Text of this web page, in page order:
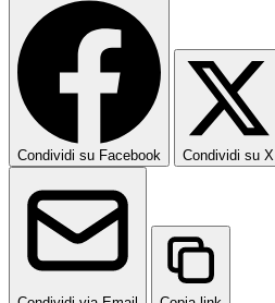
Condividi su Facebook Condividi su X